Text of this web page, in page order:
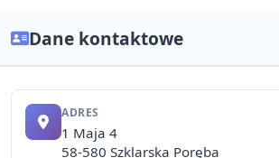
Dane kontaktowe
ADRES
1 Maja 4
58-580 Szklarska Poręba